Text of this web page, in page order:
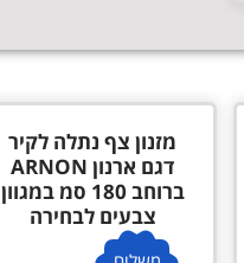
מזנון צף נתלה לקיר
דגם ארנון ARNON
ברוחב 180 סמ במגוון
צבעים לבחירה